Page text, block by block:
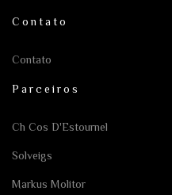
Contato
Contato
Parceiros
Ch Cos D'Estournel
Solveigs
Markus Molitor